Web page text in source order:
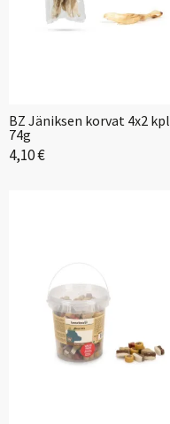
BZ Jäniksen korvat 4x2 kpl
74g
4,10 €